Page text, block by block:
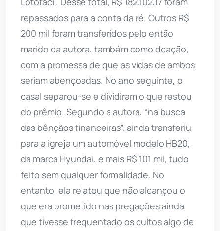
repassados para a conta da ré. Outros R$
200 mil foram transferidos pelo então
marido da autora, também como doação,
com a promessa de que as vidas de ambos
seriam abençoadas. No ano seguinte, o
casal separou-se e dividiram o que restou
do prêmio. Segundo a autora, “na busca
das bênçãos financeiras”, ainda transferiu
para a igreja um automóvel modelo HB20,
da marca Hyundai, e mais R$ 101 mil, tudo
feito sem qualquer formalidade. No
entanto, ela relatou que não alcançou o
que era prometido nas pregações ainda
que tivesse frequentado os cultos algo de